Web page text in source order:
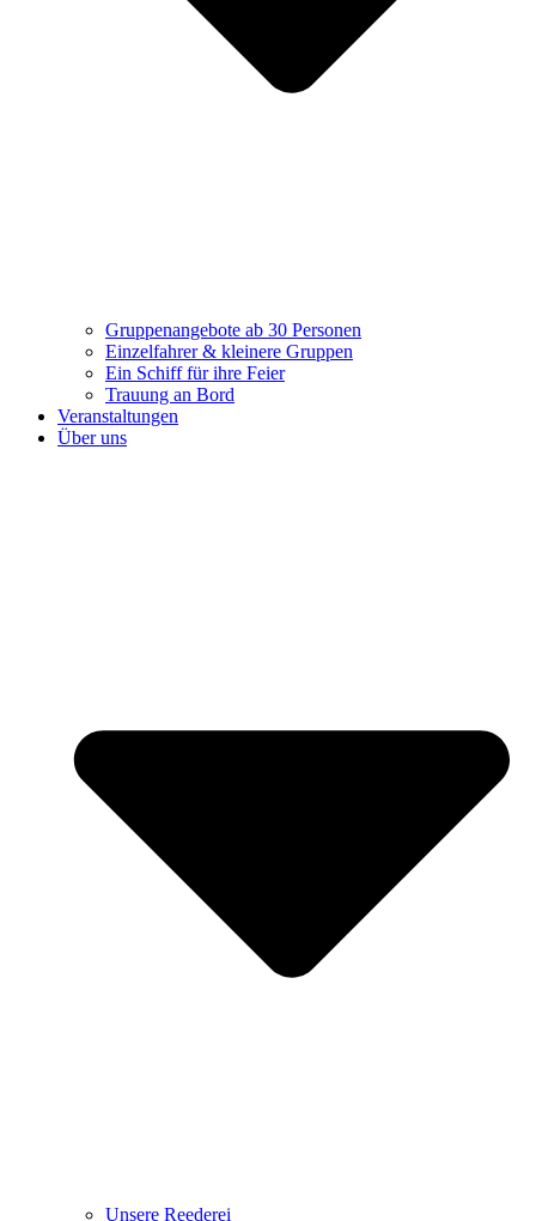
Gruppenangebote ab 30 Personen
Einzelfahrer & kleinere Gruppen
Ein Schiff für ihre Feier
Trauung an Bord
Veranstaltungen
Über uns
Unsere Reederei